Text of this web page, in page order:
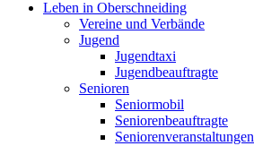
Leben in Oberschneiding
Vereine und Verbände
Jugend
Jugendtaxi
Jugendbeauftragte
Senioren
Seniormobil
Seniorenbeauftragte
Seniorenveranstaltungen